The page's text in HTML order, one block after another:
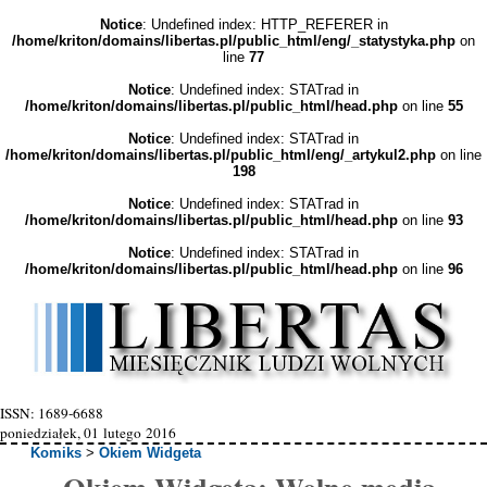
Notice: Undefined index: HTTP_REFERER in
/home/kriton/domains/libertas.pl/public_html/eng/_statystyka.php on
line 77
Notice: Undefined index: STATrad in
/home/kriton/domains/libertas.pl/public_html/head.phpon line 55
Notice: Undefined index: STATrad in
/home/kriton/domains/libertas.pl/public_html/eng/_artykul2.php on line
198
Notice: Undefined index: STATrad in
/home/kriton/domains/libertas.pl/public_html/head.phpon line 93
Notice: Undefined index: STATrad in
/home/kriton/domains/libertas.pl/public_html/head.phpon line 96
ISSN: 1689-6688
poniedziałek, 01 lutego 2016
Komiks >Okiem Widgeta